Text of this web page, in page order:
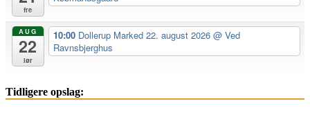
fre
AUG
22
lør
10:00 Dollerup Marked 22. august 2026 @ Ved
Ravnsbjerghus
Tidligere opslag: